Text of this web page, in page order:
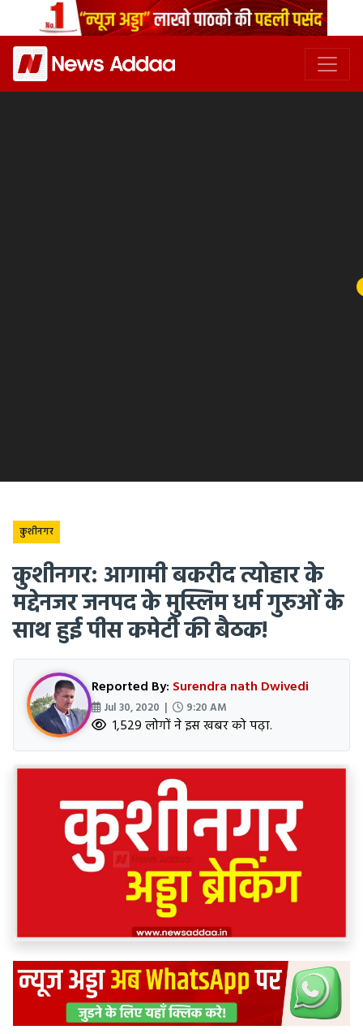
कुशीनगर
कुशीनगर: आगामी बकरीद त्योहार के
मद्देनजर जनपद के मुस्लिम धर्म गुरुओं के
साथ हुई पीस कमेटी की बैठक!
Reported By: Surendra nath Dwivedi
Jul 30, 2020 | 9:20 AM
1,529 लोगों ने इस खबर को पढ़ा.